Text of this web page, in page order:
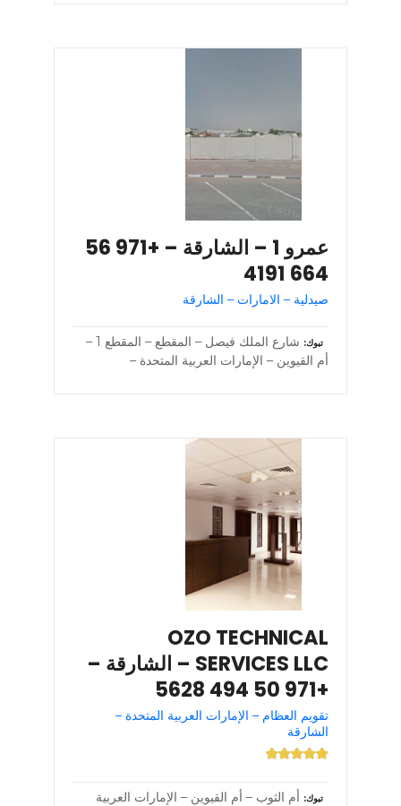
عمرو 1 – الشارقة – +971 56
664 4191
صيدلية – الامارات – الشارقة
تبوك
شارع الملك فيصل – المقطع – المقطع 1 –
أم القيوين – الإمارات العربية المتحدة –
OZO TECHNICAL
SERVICES LLC – الشارقة –
+971 50 494 5628
تقويم العظام – الإمارات العربية المتحدة –
الشارقة
تبوك
أم الثوب – أم القيوين – الإمارات العربية